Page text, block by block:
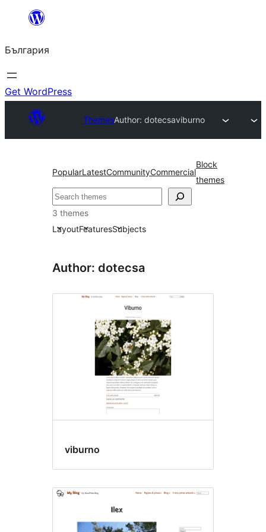
България
Get WordPress
ThemesAuthor: dotecsaviburno
PopularLatestCommunityCommercial
Block
themes
Търсене
3 themes
LayoutFeaturesSubjects
Author: dotecsa
viburno